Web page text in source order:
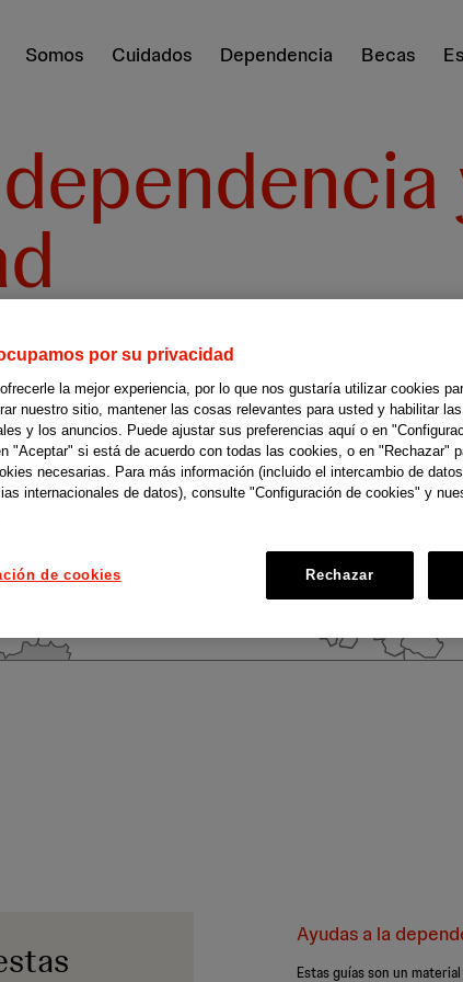
Somos Cuidados Dependencia Becas
la dependencia y
Ayudas a la
Estas guías son un
por su privacidad
la mejor experiencia, por lo que nos gustaría utilizar cookies
nuestro sitio, mantener las cosas relevantes para usted y habilitar
y los anuncios. Puede ajustar sus preferencias aquí o en
"Aceptar" si está de acuerdo con todas las cookies, o en "Rechazar"
necesarias. Para más información (incluido el intercambio de
internacionales de datos), consulte "Configuración de cookies" y
de cookies Rechazar